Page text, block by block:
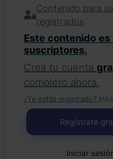
Contenido para
registrados
Este contenido
suscriptores.
Crea tu cuenta
completo ahora.
¿Ya estás registrado?
Regístrate
Iniciar